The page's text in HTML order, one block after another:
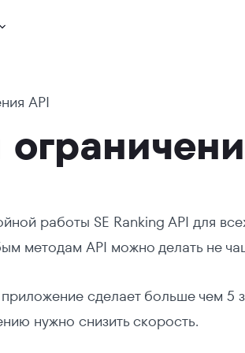
API
работы SE Ranking API для
методам API можно делать не
сделает больше чем 5
нужно снизить скорость.